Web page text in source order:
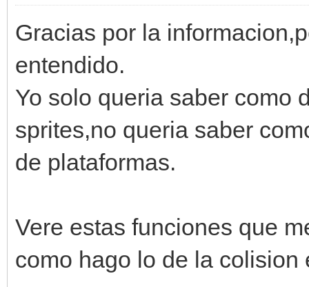
Gracias por la
entendido.
Yo solo queria saber como
sprites,no queria saber
de plataformas.
Vere estas funciones que
como hago lo de la